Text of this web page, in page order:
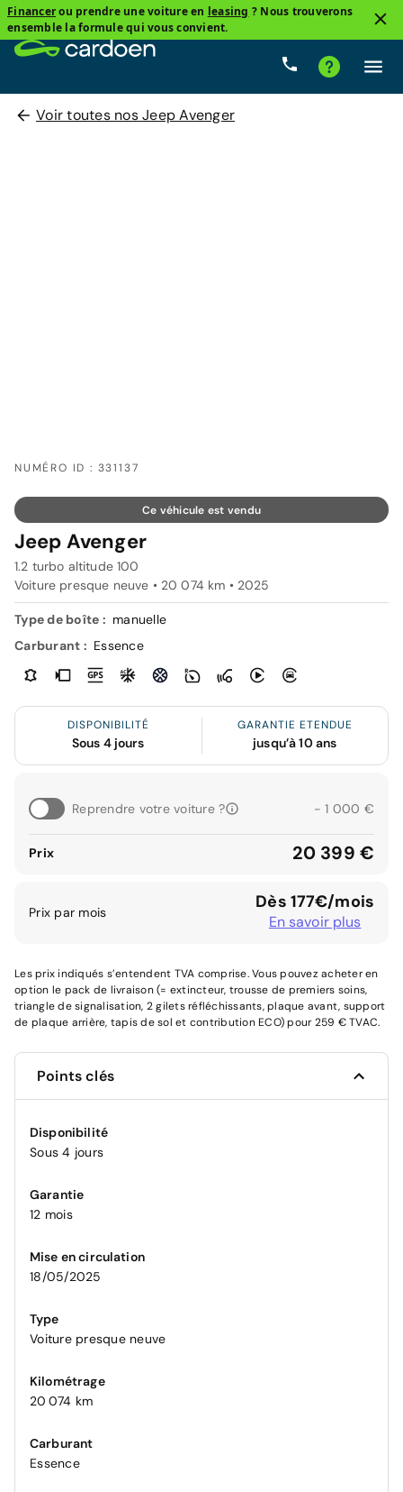
Financerou prendre une voiture en leasing ? Nous trouverons
ensemble la formule qui vous convient.
Voir toutes nos Jeep Avenger
NUMÉRO ID : 331137
Ce véhicule est vendu
Jeep Avenger
1.2 turbo altitude 100
Voiture presque neuve • 20 074 km • 2025
Type de boîte : manuelle
Carburant : Essence
DISPONIBILITÉ
Sous 4 jours
GARANTIE ETENDUE
jusqu’à 10 ans
Reprendre votre voiture ? - 1 000 €
Prix 20 399 €
Prix par mois Dès 177€/mois
En savoir plus
Les prix indiqués s’entendent TVA comprise. Vous pouvez acheter en
option le pack de livraison (= extincteur, trousse de premiers soins,
triangle de signalisation, 2 gilets réfléchissants, plaque avant, support
de plaque arrière, tapis de sol et contribution ECO) pour 259 € TVAC.
Points clés
Disponibilité
Sous 4 jours
Garantie
12 mois
Mise en circulation
18/05/2025
Type
Voiture presque neuve
Kilométrage
20 074 km
Carburant
Essence